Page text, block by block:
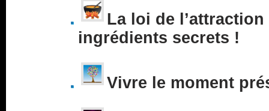
La loi de l’attraction
ingrédients secrets !
Vivre le moment